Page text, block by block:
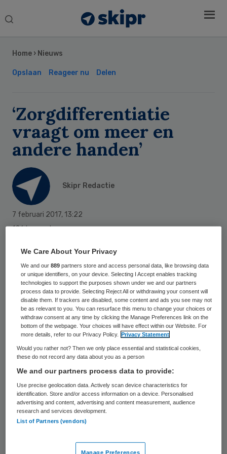
Search
Home › Nieuws
Opslaan Reageer nu Delen
‘Zorgdifferentiatie
vraagt om meer en
andere handen’
Skipr Redactie
7 februari 2017, 13:22
126 keer gelezen
De zorgbehoefte van cliënten in de
ouderenzorg neemt toe en de manier
waarop zorg wordt verleend, verandert. Om
de verschillende zorgbehoeften van
individuele cliënten te kunnen vervullen,
moeten medewerkers in de zorg worden
opgeleid en bijgeschoold. Dit zegt Guus van
brancheorganisatie ActiZ.
Van Montfort constateert dat er steeds
meer differentiatie plaats zal vinden in de
liefdevolle zorg en aandacht. De
Sidebar
We Care About Your Privacy
We and our889 partners store and access personal data, like browsing data
or unique identifiers, on your device. Selecting I Accept enables tracking
technologies to support the purposes shown under we and our partners
process data to provide. Selecting Reject All or withdrawing your consent will
disable them. If trackers are disabled, some content and ads you see may not
be as relevant to you. You can resurface this menu to change your choices or
withdraw consent at any time by clicking the Manage Preferences link on the
bottom of the webpage. Your choices will have effect within our Website. For
more details, refer to our Privacy Policy.
Privacy Statement
Would you rather not? Then we only place essential and statistical cookies,
these do not record any data about you as a person
We and our partners process data to provide:
Use precise geolocation data. Actively scan device characteristics for
identification. Store and/or access information on a device. Personalised
advertising and content, advertising and content measurement, audience
research and services development.
List of Partners (vendors)
Manage Preferences